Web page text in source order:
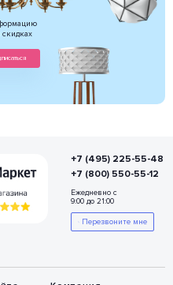
+7 (495) 225-55-48
+7 (800) 550-55-12
Ежедневно с
9:00 до 21:00
Перезвоните мне